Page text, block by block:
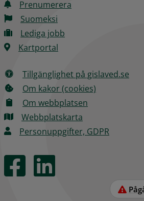
Prenumerera
Suomeksi
Lediga jobb
Kartportal
Tillgänglighet på gislaved.se
Om kakor (cookies)
Om webbplatsen
Webbplatskarta
Personuppgifter, GDPR